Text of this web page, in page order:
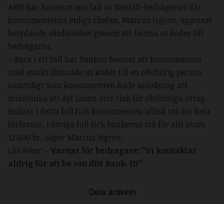
ARN har hanterat nio fall av BankID-bedrägerier där
konsumenterna enligt chefen, Marcus Isgren, uppvisat
betydande vårdslöshet genom att lämna ut koder till
bedragarna.
– Bara i ett fall har banken bevisat att konsumenten
med avsikt lämnade ut koder till en obehörig person
samtidigt som konsumenten hade anledning att
misstänka att det fanns stor risk för obehöriga uttag.
Endast i detta fall fick konsumenten alltså stå för hela
förlusten. I övriga fall fick bankerna stå för allt utom
12 000 kr, säger Marcus Isgren.
Läs även: – Varnar för bedragare: ”Vi kontaktar
aldrig för att be om ditt Bank-ID”
Dela artikeln